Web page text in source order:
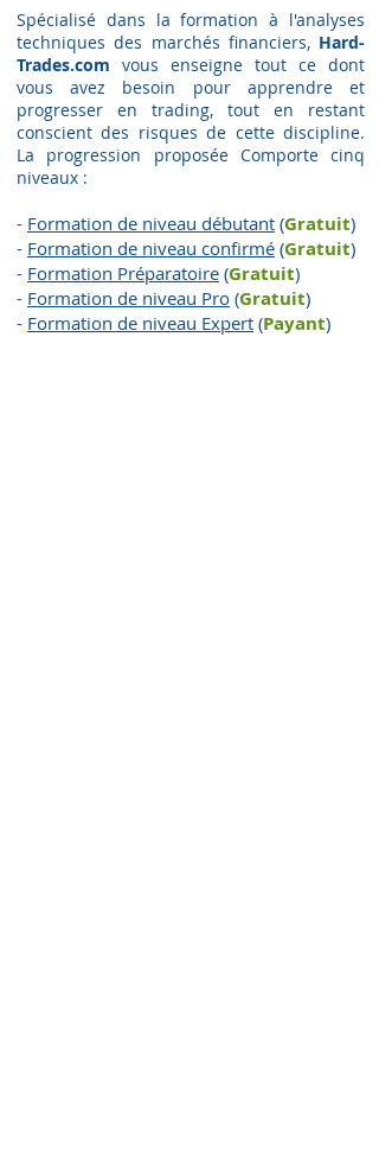
Spécialisé dans la formation à l'analyses
techniques des marchés financiers, Hard-
Trades.com vous enseigne tout ce dont
vous avez besoin pour apprendre et
progresser en trading, tout en restant
conscient des risques de cette discipline.
La progression proposée Comporte cinq
niveaux :
- Formation de niveau débutant (Gratuit)
- Formation de niveau confirmé (Gratuit)
- Formation Préparatoire (Gratuit)
- Formation de niveau Pro (Gratuit)
- Formation de niveau Expert (Payant)